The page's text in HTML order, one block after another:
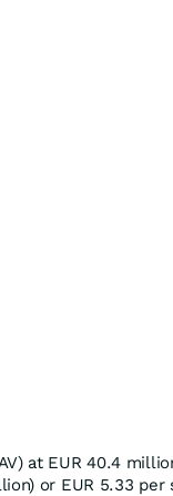
at EUR 40.4
or EUR 5.33 per